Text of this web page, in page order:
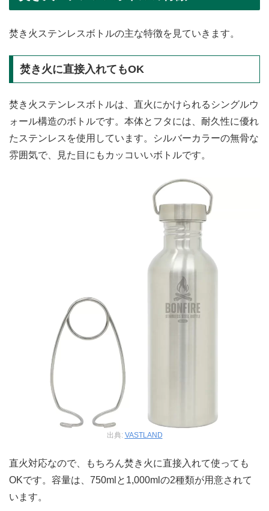
焚き火ステンレスボトルの主な特徴を見ていきます。
焚き火に直接入れてもOK
焚き火ステンレスボトルは、直火にかけられるシングルウ
ォール構造のボトルです。本体とフタには、耐久性に優れ
たステンレスを使用しています。シルバーカラーの無骨な
雰囲気で、見た目にもカッコいいボトルです。
出典: VASTLAND
直火対応なので、もちろん焚き火に直接入れて使っても
OKです。容量は、750mlと1,000mlの2種類が用意されて
います。